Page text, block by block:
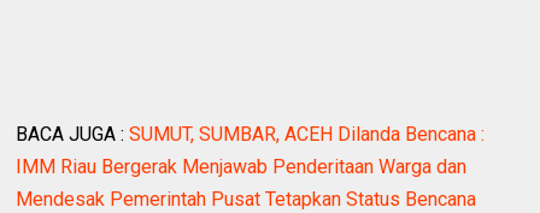
BACA JUGA :SUMUT, SUMBAR, ACEH Dilanda Bencana :
IMM Riau Bergerak Menjawab Penderitaan Warga dan
Mendesak Pemerintah Pusat Tetapkan Status Bencana